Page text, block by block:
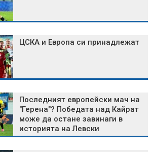
ЦСКА и Европа си принадлежат
Последният европейски мач на
"Герена"? Победата над Кайрат
може да остане завинаги в
историята на Левски